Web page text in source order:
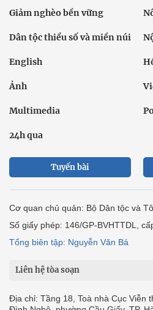
Giảm nghèo bền vững
Dân tộc thiểu số và miền núi
English
Ảnh
Multimedia
24h qua
Tuyến bài
Cơ quan chủ quản: Bộ Dân tộc và
Số giấy phép: 146/GP-BVHTTDL,
Tổng biên tập: Nguyễn Văn Bá
Liên hệ tòa soạn
Địa chỉ: Tầng 18, Toà nhà Cục Viễn